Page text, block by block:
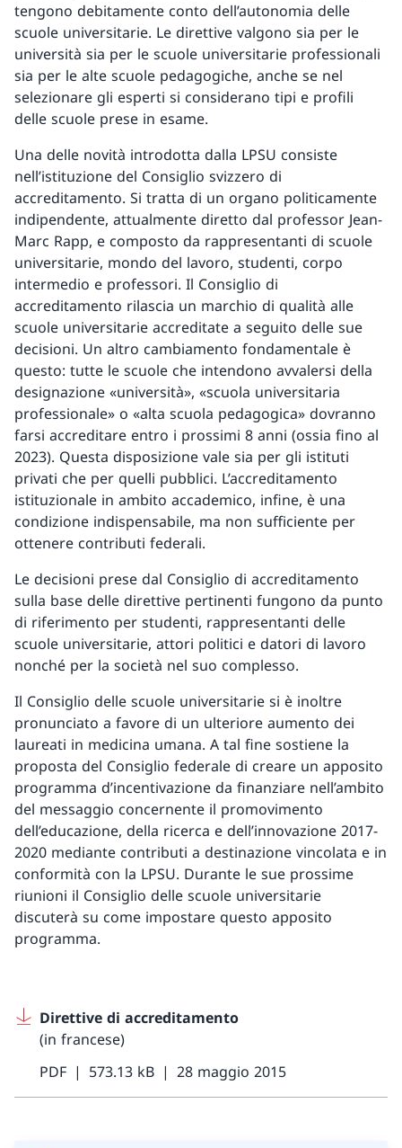
tengono debitamente conto dell’autonomia delle
scuole universitarie. Le direttive valgono sia per le
università sia per le scuole universitarie professionali
sia per le alte scuole pedagogiche, anche se nel
selezionare gli esperti si considerano tipi e profili
delle scuole prese in esame.
Una delle novità introdotta dalla LPSU consiste
nell’istituzione del Consiglio svizzero di
accreditamento. Si tratta di un organo politicamente
indipendente, attualmente diretto dal professor Jean-
Marc Rapp, e composto da rappresentanti di scuole
universitarie, mondo del lavoro, studenti, corpo
intermedio e professori. Il Consiglio di
accreditamento rilascia un marchio di qualità alle
scuole universitarie accreditate a seguito delle sue
decisioni. Un altro cambiamento fondamentale è
questo: tutte le scuole che intendono avvalersi della
designazione «università», «scuola universitaria
professionale» o «alta scuola pedagogica» dovranno
farsi accreditare entro i prossimi 8 anni (ossia fino al
2023). Questa disposizione vale sia per gli istituti
privati che per quelli pubblici. L’accreditamento
istituzionale in ambito accademico, infine, è una
condizione indispensabile, ma non sufficiente per
ottenere contributi federali.
Le decisioni prese dal Consiglio di accreditamento
sulla base delle direttive pertinenti fungono da punto
di riferimento per studenti, rappresentanti delle
scuole universitarie, attori politici e datori di lavoro
nonché per la società nel suo complesso.
Il Consiglio delle scuole universitarie si è inoltre
pronunciato a favore di un ulteriore aumento dei
laureati in medicina umana. A tal fine sostiene la
proposta del Consiglio federale di creare un apposito
programma d’incentivazione da finanziare nell’ambito
del messaggio concernente il promovimento
dell’educazione, della ricerca e dell’innovazione 2017-
2020 mediante contributi a destinazione vincolata e in
conformità con la LPSU. Durante le sue prossime
riunioni il Consiglio delle scuole universitarie
discuterà su come impostare questo apposito
programma.
Direttive di accreditamento
(in francese)
PDF
573.13 kB 28 maggio 2015